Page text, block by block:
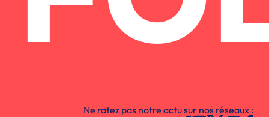
Ne ratez pas notre actu sur nos réseaux :